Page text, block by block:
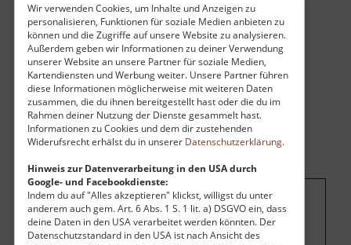
Wir verwenden Cookies, um Inhalte und Anzeigen zu
personalisieren, Funktionen für soziale Medien anbieten zu
können und die Zugriffe auf unsere Website zu analysieren.
Außerdem geben wir Informationen zu deiner Verwendung
unserer Website an unsere Partner für soziale Medien,
Kartendiensten und Werbung weiter. Unsere Partner führen
diese Informationen möglicherweise mit weiteren Daten
zusammen, die du ihnen bereitgestellt hast oder die du im
Rahmen deiner Nutzung der Dienste gesammelt hast.
Informationen zu Cookies und dem dir zustehenden
Widerufsrecht erhälst du in unserer Datenschutzerklärung.
Hinweis zur Datenverarbeitung in den USA durch
Google- und Facebookdienste:
Indem du auf "Alles akzeptieren" klickst, willigst du unter
anderem auch gem. Art. 6 Abs. 1 S. 1 lit. a) DSGVO ein, dass
deine Daten in den USA verarbeitet werden könnten. Der
Datenschutzstandard in den USA ist nach Ansicht des
Um dieses Projekt zu finanzieren, wird
hier Werbung eingeblendet.Cookie-